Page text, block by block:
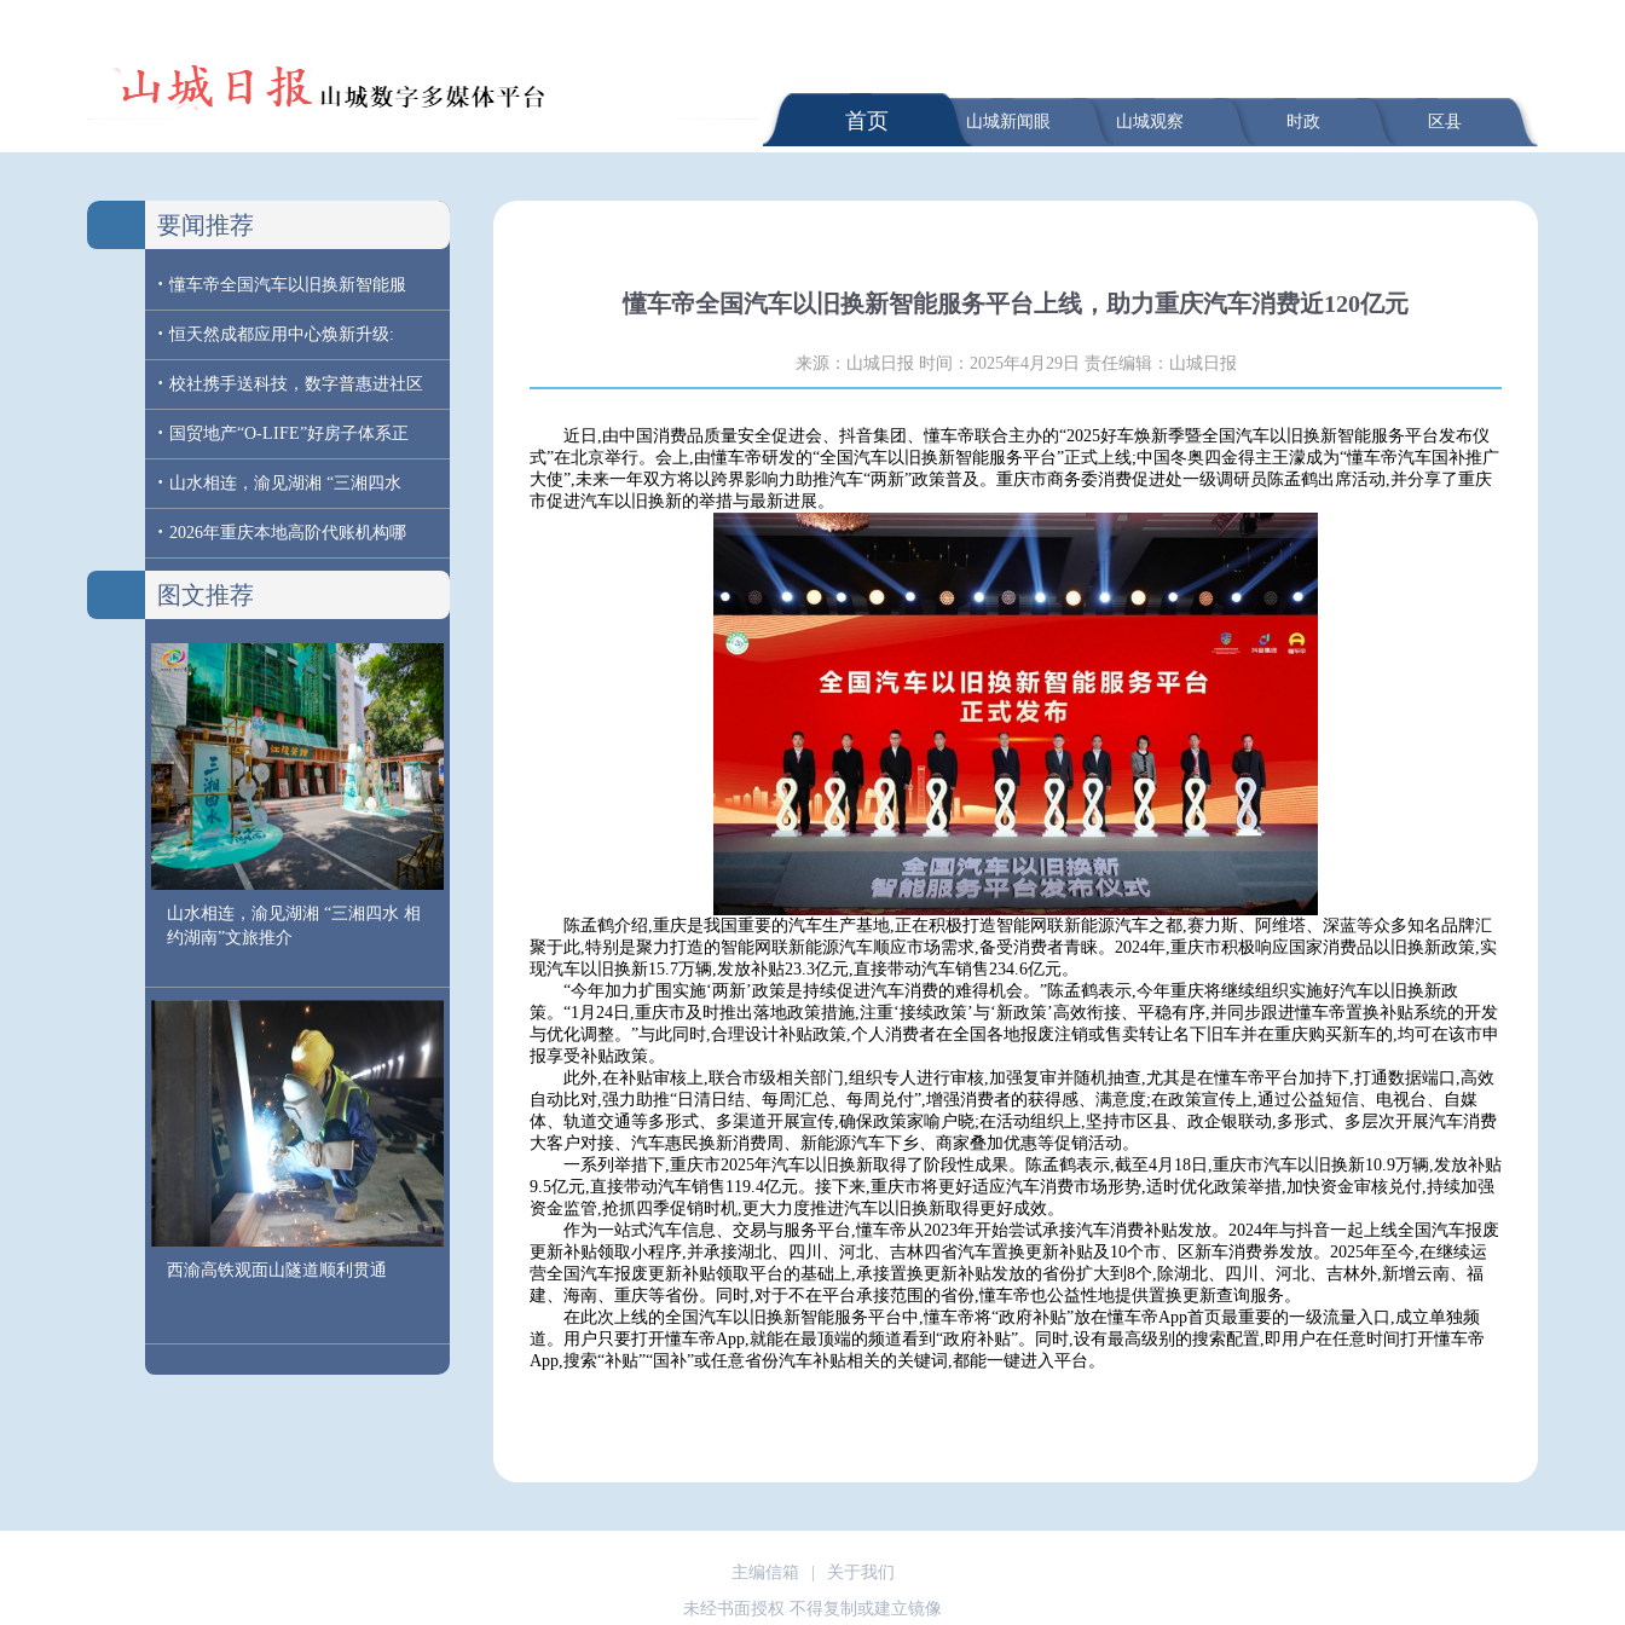
首页 山城新闻眼 山城观察 时政 区县
要闻推荐
· 懂车帝全国汽车以旧换新智能服
· 恒天然成都应用中心焕新升级:
· 校社携手送科技，数字普惠进社区
· 国贸地产“O-LIFE”好房子体系正
· 山水相连，渝见湖湘 “三湘四水
· 2026年重庆本地高阶代账机构哪
图文推荐
山水相连，渝见湖湘 “三湘四水 相
约湖南”文旅推介
西渝高铁观面山隧道顺利贯通
懂车帝全国汽车以旧换新智能服务平台上线，助力重庆汽车消费近120亿元
来源：山城日报 时间：2025年4月29日 责任编辑：山城日报
近日,由中国消费品质量安全促进会、抖音集团、懂车帝联合主办的“2025好车焕新季暨全国汽车以旧换新智能服务平台发布仪
式”在北京举行。会上,由懂车帝研发的“全国汽车以旧换新智能服务平台”正式上线;中国冬奥四金得主王濛成为“懂车帝汽车国补推广
大使”,未来一年双方将以跨界影响力助推汽车“两新”政策普及。重庆市商务委消费促进处一级调研员陈孟鹤出席活动,并分享了重庆
市促进汽车以旧换新的举措与最新进展。
陈孟鹤介绍,重庆是我国重要的汽车生产基地,正在积极打造智能网联新能源汽车之都,赛力斯、阿维塔、深蓝等众多知名品牌汇
聚于此,特别是聚力打造的智能网联新能源汽车顺应市场需求,备受消费者青睐。2024年,重庆市积极响应国家消费品以旧换新政策,实
现汽车以旧换新15.7万辆,发放补贴23.3亿元,直接带动汽车销售234.6亿元。
“今年加力扩围实施‘两新’政策是持续促进汽车消费的难得机会。”陈孟鹤表示,今年重庆将继续组织实施好汽车以旧换新政
策。“1月24日,重庆市及时推出落地政策措施,注重‘接续政策’与‘新政策’高效衔接、平稳有序,并同步跟进懂车帝置换补贴系统的开发
与优化调整。”与此同时,合理设计补贴政策,个人消费者在全国各地报废注销或售卖转让名下旧车并在重庆购买新车的,均可在该市申
报享受补贴政策。
此外,在补贴审核上,联合市级相关部门,组织专人进行审核,加强复审并随机抽查,尤其是在懂车帝平台加持下,打通数据端口,高效
自动比对,强力助推“日清日结、每周汇总、每周兑付”,增强消费者的获得感、满意度;在政策宣传上,通过公益短信、电视台、自媒
体、轨道交通等多形式、多渠道开展宣传,确保政策家喻户晓;在活动组织上,坚持市区县、政企银联动,多形式、多层次开展汽车消费
大客户对接、汽车惠民换新消费周、新能源汽车下乡、商家叠加优惠等促销活动。
一系列举措下,重庆市2025年汽车以旧换新取得了阶段性成果。陈孟鹤表示,截至4月18日,重庆市汽车以旧换新10.9万辆,发放补贴
9.5亿元,直接带动汽车销售119.4亿元。接下来,重庆市将更好适应汽车消费市场形势,适时优化政策举措,加快资金审核兑付,持续加强
资金监管,抢抓四季促销时机,更大力度推进汽车以旧换新取得更好成效。
作为一站式汽车信息、交易与服务平台,懂车帝从2023年开始尝试承接汽车消费补贴发放。2024年与抖音一起上线全国汽车报废
更新补贴领取小程序,并承接湖北、四川、河北、吉林四省汽车置换更新补贴及10个市、区新车消费券发放。2025年至今,在继续运
营全国汽车报废更新补贴领取平台的基础上,承接置换更新补贴发放的省份扩大到8个,除湖北、四川、河北、吉林外,新增云南、福
建、海南、重庆等省份。同时,对于不在平台承接范围的省份,懂车帝也公益性地提供置换更新查询服务。
在此次上线的全国汽车以旧换新智能服务平台中,懂车帝将“政府补贴”放在懂车帝App首页最重要的一级流量入口,成立单独频
道。用户只要打开懂车帝App,就能在最顶端的频道看到“政府补贴”。同时,设有最高级别的搜索配置,即用户在任意时间打开懂车帝
App,搜索“补贴”“国补”或任意省份汽车补贴相关的关键词,都能一键进入平台。
主编信箱
关于我们
未经书面授权 不得复制或建立镜像